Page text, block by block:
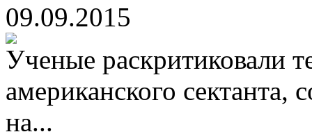
09.09.2015
Ученые раскритиковали
американского сектанта,
на...